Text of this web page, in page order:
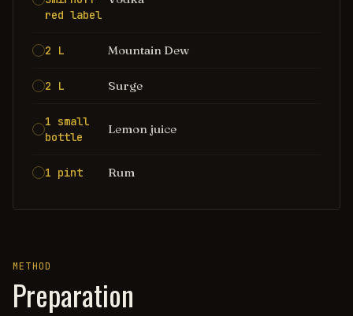
red label
2 L Mountain Dew
2 L Surge
1 small
bottle
Lemon juice
1 pint Rum
METHOD
Preparation